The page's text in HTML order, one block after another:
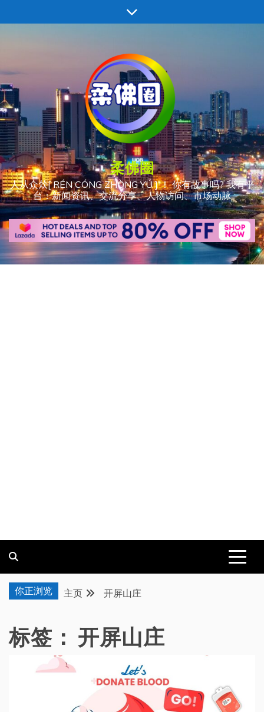
至
柔佛圈
人从众𠈌[ RÉN CÓNG ZHÒNG YÚ ] ！ 你有故事吗? 我有平
台：新闻资讯、交流分享、人物访问、市场动脉
你正浏览 主页 开屏山庄
标签： 开屏山庄